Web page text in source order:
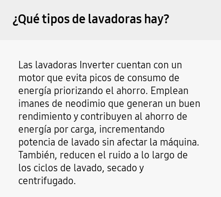
¿Qué tipos de lavadoras hay?
Las lavadoras Inverter cuentan con un
motor que evita picos de consumo de
energía priorizando el ahorro. Emplean
imanes de neodimio que generan un buen
rendimiento y contribuyen al ahorro de
energía por carga, incrementando
potencia de lavado sin afectar la máquina.
También, reducen el ruido a lo largo de
los ciclos de lavado, secado y
centrifugado.